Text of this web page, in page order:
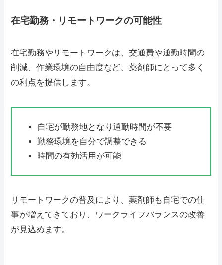
在宅勤務・リモートワークの可能性
在宅勤務やリモートワークは、交通費や通勤時間の
削減、作業環境の自由度など、薬剤師にとって多く
の利点を提供します。
自宅が勤務地となり通勤時間が不要
勤務環境を自分で調整できる
時間の有効活用が可能
リモートワークの普及により、薬剤師も自宅での仕
事が増えてきており、ワークライフバランスの改善
が見込めます。